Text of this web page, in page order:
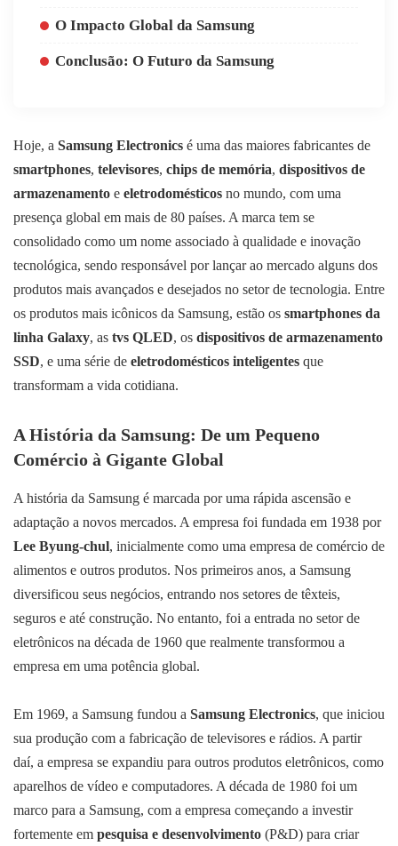
O Impacto Global da Samsung
Conclusão: O Futuro da Samsung
Hoje, a Samsung Electronics é uma das maiores fabricantes de
smartphones, televisores, chips de memória, dispositivos de
armazenamento e eletrodomésticos no mundo, com uma
presença global em mais de 80 países. A marca tem se
consolidado como um nome associado à qualidade e inovação
tecnológica, sendo responsável por lançar ao mercado alguns dos
produtos mais avançados e desejados no setor de tecnologia. Entre
os produtos mais icônicos da Samsung, estão os smartphones da
linha Galaxy, as tvs QLED, os dispositivos de armazenamento
SSD, e uma série de eletrodomésticos inteligentes que
transformam a vida cotidiana.
A História da Samsung: De um Pequeno
Comércio à Gigante Global
A história da Samsung é marcada por uma rápida ascensão e
adaptação a novos mercados. A empresa foi fundada em 1938 por
Lee Byung-chul, inicialmente como uma empresa de comércio de
alimentos e outros produtos. Nos primeiros anos, a Samsung
diversificou seus negócios, entrando nos setores de têxteis,
seguros e até construção. No entanto, foi a entrada no setor de
eletrônicos na década de 1960 que realmente transformou a
empresa em uma potência global.
Em 1969, a Samsung fundou a Samsung Electronics, que iniciou
sua produção com a fabricação de televisores e rádios. A partir
daí, a empresa se expandiu para outros produtos eletrônicos, como
aparelhos de vídeo e computadores. A década de 1980 foi um
marco para a Samsung, com a empresa começando a investir
fortemente em pesquisa e desenvolvimento (P&D) para criar